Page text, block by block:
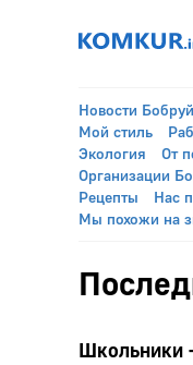
Новости
Мой стиль
Экология
От
Организации
Рецепты
Нас
Мы похожи на
Школьники